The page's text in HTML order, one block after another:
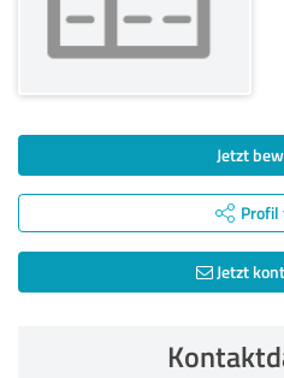
Jetzt
Profil
Jetzt